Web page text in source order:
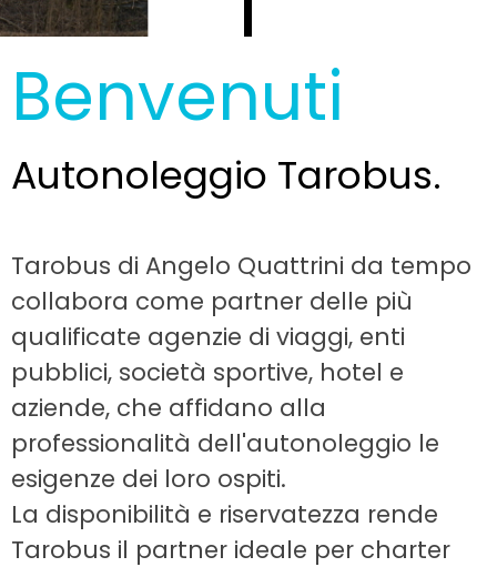
Benvenuti
Autonoleggio Tarobus.
Tarobus di Angelo Quattrini da tempo
collabora come partner delle più
qualificate agenzie di viaggi, enti
pubblici, società sportive, hotel e
aziende, che affidano alla
professionalità dell'autonoleggio le
esigenze dei loro ospiti.
La disponibilità e riservatezza rende
Tarobus il partner ideale per charter